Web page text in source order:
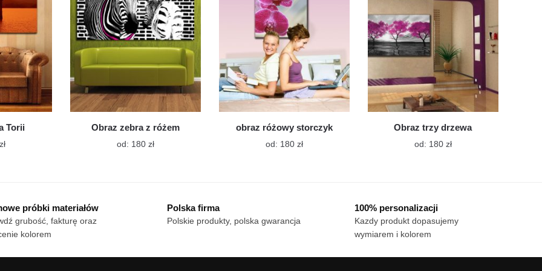
wybrać
na
stronie
produktu
wybrać
na
stronie
produktu
wybrać
stronie
produktu
wybrać
stronie
produktu
Torii
złTen
Opcje
można
wybrać
Obraz zebra z różem
od: 180 złTen
Opcje
można
obraz różowy storczyk
od: 180 złTen
Obraz trzy drzewa
od: 180 złTen
można
próbki materiałów
grubość, fakturę oraz
kolorem
Polska firma
Polskie produkty, polska gwarancja
100% personalizacji
Kazdy produkt dopasujemy
wymiarem i kolorem